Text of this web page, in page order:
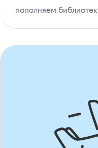
пополняем